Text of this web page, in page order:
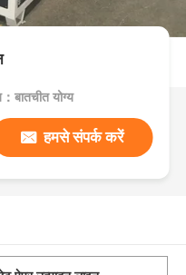
बातचीत योग्य
हमसे संपर्क करें